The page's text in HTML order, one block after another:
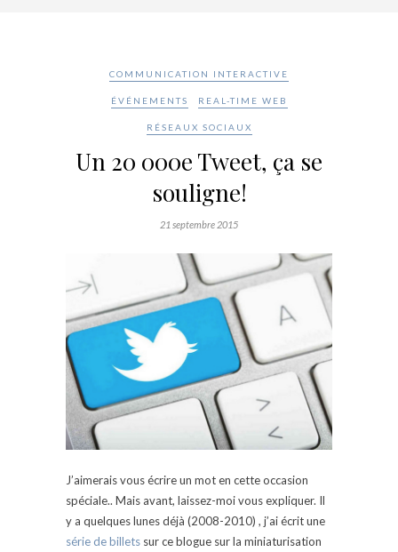
COMMUNICATION INTERACTIVE
ÉVÉNEMENTS REAL-TIME WEB
RÉSEAUX SOCIAUX
Un 20 000e Tweet, ça se
souligne!
21 septembre 2015
J’aimerais vous écrire un mot en cette occasion
spéciale.. Mais avant, laissez-moi vous expliquer. Il
y a quelques lunes déjà (2008-2010) , j’ai écrit une
série de billets sur ce blogue sur la miniaturisation